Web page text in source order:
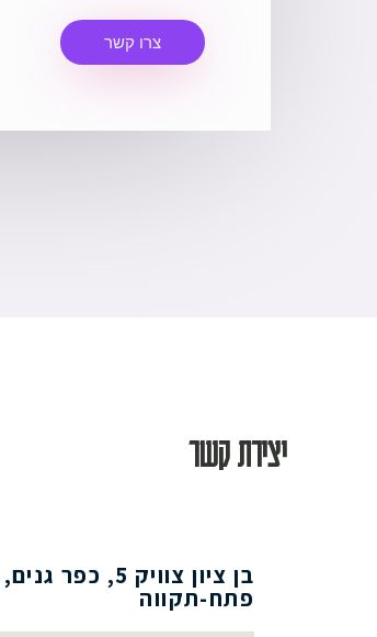
צרו קשר
יצירת קשר
בן ציון צוויק 5, כפר גנים,
פתח-תקווה